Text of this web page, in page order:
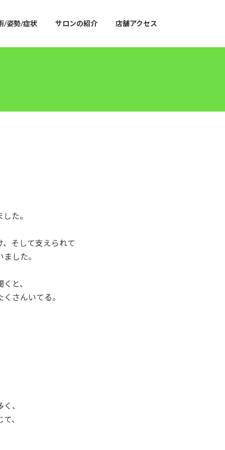
/姿勢/症状 サロンの紹介 店舗アクセス
た。
そして支えられて
した。
と、
さんいてる。
、
、